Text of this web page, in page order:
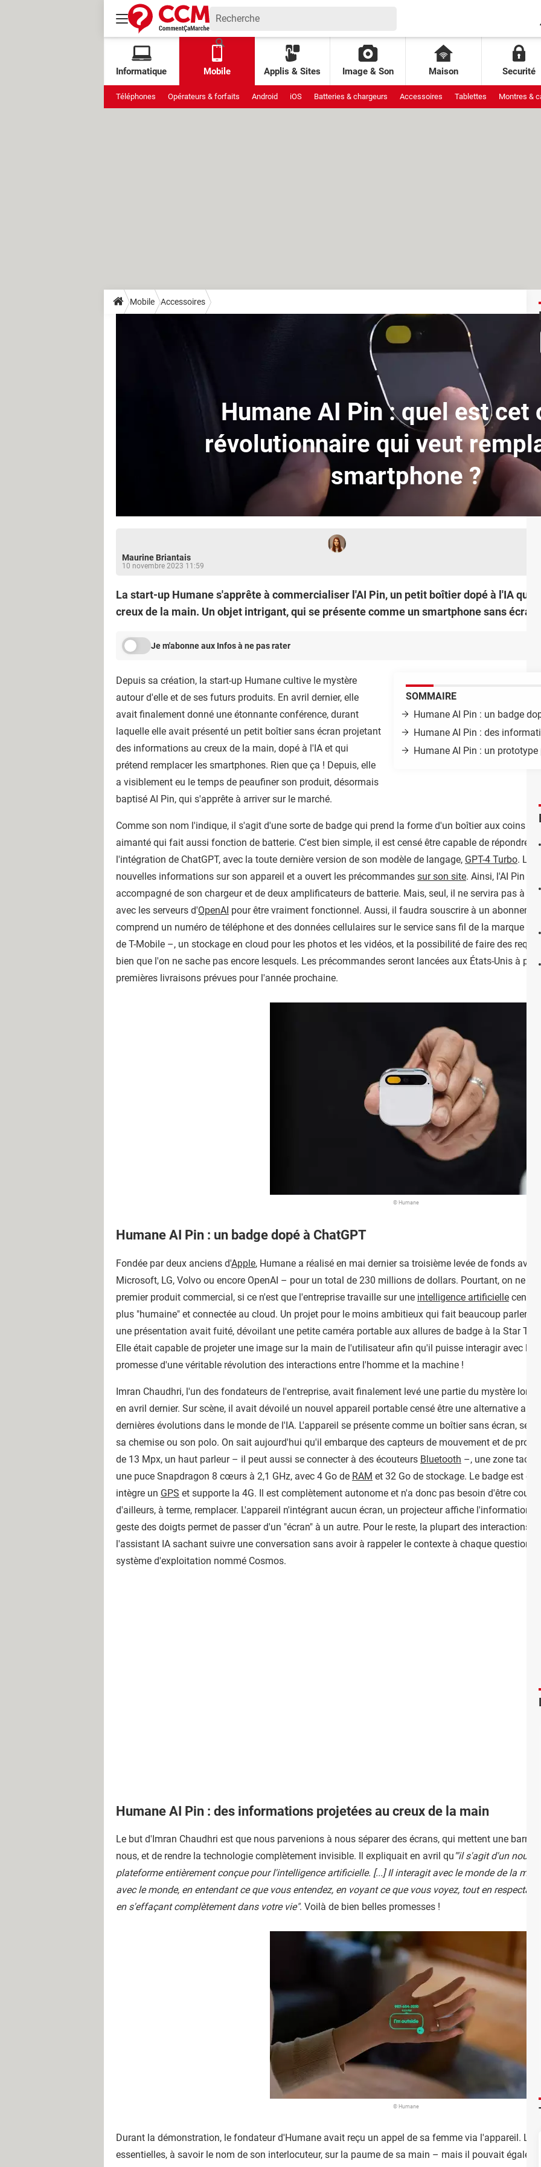
Informatique Mobile Applis & Sites Image & Son Maison Securité
Téléphones Opérateurs & forfaits Android iOS Batteries & chargeurs Accessoires Tablettes Montres &
Mobile Accessoires
Humane AI Pin : quel est cet
révolutionnaire qui veut
smartphone ?
Maurine Briantais
10 novembre 2023 11:59
La start-up Humane s'apprête à commercialiser l'AI Pin, un petit boîtier dopé à l'IA qui
creux de la main. Un objet intrigant, qui se présente comme un smartphone sans écran
Je m'abonne aux Infos à ne pas rater
SOMMAIRE
Humane AI Pin : un badge
Humane AI Pin : des
Humane AI Pin : un
Depuis sa création, la start-up Humane cultive le mystère
autour d'elle et de ses futurs produits. En avril dernier, elle
avait finalement donné une étonnante conférence, durant
laquelle elle avait présenté un petit boîtier sans écran projetant
des informations au creux de la main, dopé à l'IA et qui
prétend remplacer les smartphones. Rien que ça ! Depuis, elle
a visiblement eu le temps de peaufiner son produit, désormais
baptisé AI Pin, qui s'apprête à arriver sur le marché.
Comme son nom l'indique, il s'agit d'une sorte de badge qui prend la forme d'un boîtier aux coins
aimanté qui fait aussi fonction de batterie. C'est bien simple, il est censé être capable de répondre
l'intégration de ChatGPT, avec la toute dernière version de son modèle de langage, GPT-4 Turbo. Le
nouvelles informations sur son appareil et a ouvert les précommandes sur son site. Ainsi, l'AI Pin
accompagné de son chargeur et de deux amplificateurs de batterie. Mais, seul, il ne servira pas à
avec les serveurs d'OpenAI pour être vraiment fonctionnel. Aussi, il faudra souscrire à un
comprend un numéro de téléphone et des données cellulaires sur le service sans fil de la marque
de T-Mobile –, un stockage en cloud pour les photos et les vidéos, et la possibilité de faire des
bien que l'on ne sache pas encore lesquels. Les précommandes seront lancées aux États-Unis à
premières livraisons prévues pour l'année prochaine.
© Humane
Humane AI Pin : un badge dopé à ChatGPT
Fondée par deux anciens d'Apple, Humane a réalisé en mai dernier sa troisième levée de fonds avec
Microsoft, LG, Volvo ou encore OpenAI – pour un total de 230 millions de dollars. Pourtant, on ne
premier produit commercial, si ce n'est que l'entreprise travaille sur une intelligence artificielle
plus "humaine" et connectée au cloud. Un projet pour le moins ambitieux qui fait beaucoup parler
une présentation avait fuité, dévoilant une petite caméra portable aux allures de badge à la Star
Elle était capable de projeter une image sur la main de l'utilisateur afin qu'il puisse interagir avec les
promesse d'une véritable révolution des interactions entre l'homme et la machine !
Imran Chaudhri, l'un des fondateurs de l'entreprise, avait finalement levé une partie du mystère lors
en avril dernier. Sur scène, il avait dévoilé un nouvel appareil portable censé être une alternative aux
dernières évolutions dans le monde de l'IA. L'appareil se présente comme un boîtier sans écran,
sa chemise ou son polo. On sait aujourd'hui qu'il embarque des capteurs de mouvement et de
de 13 Mpx, un haut parleur – il peut aussi se connecter à des écouteurs Bluetooth –, une zone
une puce Snapdragon 8 cœurs à 2,1 GHz, avec 4 Go de RAM et 32 Go de stockage. Le badge est
intègre un GPS et supporte la 4G. Il est complètement autonome et n'a donc pas besoin d'être
d'ailleurs, à terme, remplacer. L'appareil n'intégrant aucun écran, un projecteur affiche l'information
geste des doigts permet de passer d'un "écran" à un autre. Pour le reste, la plupart des interactions
l'assistant IA sachant suivre une conversation sans avoir à rappeler le contexte à chaque question.
système d'exploitation nommé Cosmos.
Humane AI Pin : des informations projetées au creux de la main
Le but d'Imran Chaudhri est que nous parvenions à nous séparer des écrans, qui mettent une
nous, et de rendre la technologie complètement invisible. Il expliquait en avril qu '"il s'agit d'un
plateforme entièrement conçue pour l'intelligence artificielle. [...] Il interagit avec le monde de la
avec le monde, en entendant ce que vous entendez, en voyant ce que vous voyez, tout en respectant
en s'effaçant complètement dans votre vie". Voilà de bien belles promesses !
© Humane
Durant la démonstration, le fondateur d'Humane avait reçu un appel de sa femme via l'appareil. Le
essentielles, à savoir le nom de son interlocuteur, sur la paume de sa main – mais il pouvait